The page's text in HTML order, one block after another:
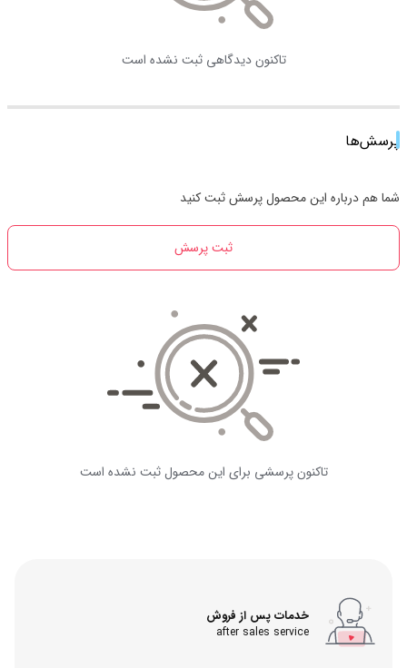
تاکنون دیدگاهی ثبت نشده است
پرسش‌ها
شما هم درباره این محصول پرسش ثبت کنید
ثبت پرسش
تاکنون پرسشی برای این محصول ثبت نشده است
خدمات پس از فروش
after sales service